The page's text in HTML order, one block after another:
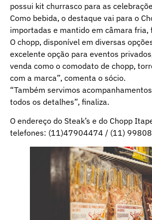
possui kit churrasco para as
Como bebida, o destaque vai para o
importadas e mantido em câmara fria,
O chopp, disponível em diversas
excelente opção para eventos
venda como o comodato de chopp,
com a marca”, comenta o sócio.
“Também servimos
todos os detalhes”, finaliza.
O endereço do Steak’s e do Chopp
telefones: (11)47904474 / (11)